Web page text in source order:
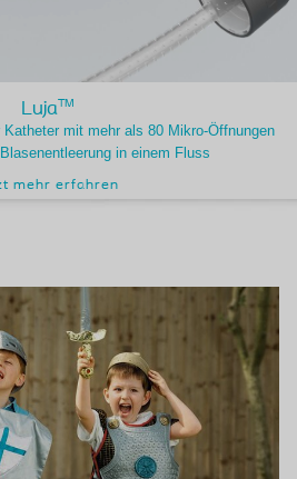
LujaTM
Katheter mit mehr als 80 Mikro-Öffnungen
in einem Fluss
mehr erfahren